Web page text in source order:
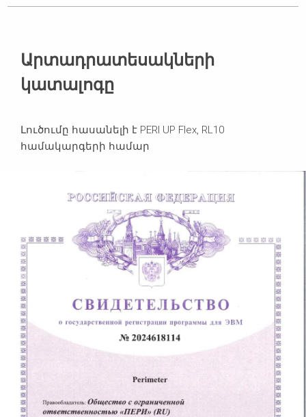
Արտադրատեսակների
կատալոգը
Լուծումը հասանելի է PERI UP Flex, RL10
համակարգերի համար